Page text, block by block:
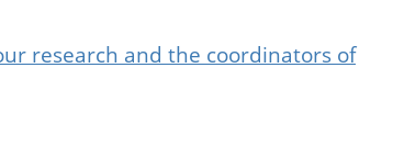
research and the coordinators of